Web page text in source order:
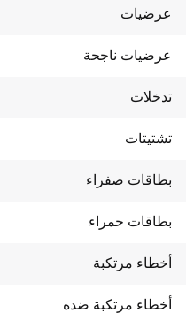
عرضيات
عرضيات ناجحة
تدخلات
تشتيتات
بطاقات صفراء
بطاقات حمراء
أخطاء مرتكبة
أخطاء مرتكبة ضده